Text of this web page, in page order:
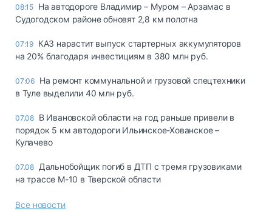
08:15 На автодороге Владимир – Муром – Арзамас в
Судогодском районе обновят 2,8 км полотна
07:19 КАЗ нарастит выпуск стартерных аккумуляторов
на 20% благодаря инвестициям в 380 млн руб.
07:06 На ремонт коммунальной и грузовой спецтехники
в Туле выделили 40 млн руб.
07.08 В Ивановской области на год раньше привели в
порядок 5 км автодороги Ильинское-Хованское –
Кулачево
07.08 Дальнобойщик погиб в ДТП с тремя грузовиками
на трассе М-10 в Тверской области
Все новости